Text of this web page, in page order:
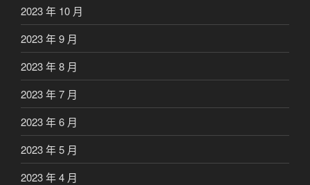
2023 年 10 月
2023 年 9 月
2023 年 8 月
2023 年 7 月
2023 年 6 月
2023 年 5 月
2023 年 4 月